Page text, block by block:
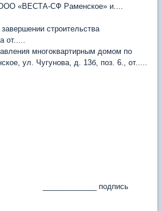
«ВЕСТА-СФ Раменское» и....
строительства
от.....
многоквартирным домом по
ул. Чугунова, д. 13б, поз. 6., от.....
подпись